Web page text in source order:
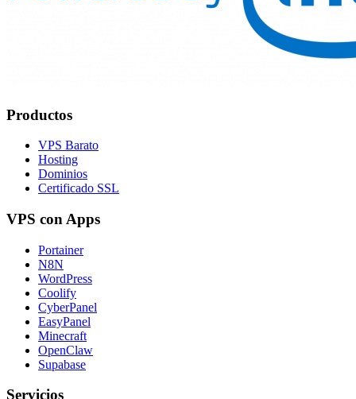
Productos
VPS Barato
Hosting
Dominios
Certificado SSL
VPS con Apps
Portainer
N8N
WordPress
Coolify
CyberPanel
EasyPanel
Minecraft
OpenClaw
Supabase
Servicios